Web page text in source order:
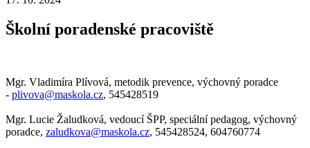
Školní poradenské pracoviště
Mgr. Vladimíra Plívová, metodik prevence, výchovný poradce
- plivova@maskola.cz, 545428519
Mgr. Lucie Žaludková, vedoucí ŠPP, speciální pedagog, výchovný
poradce, zaludkova@maskola.cz, 545428524, 604760774